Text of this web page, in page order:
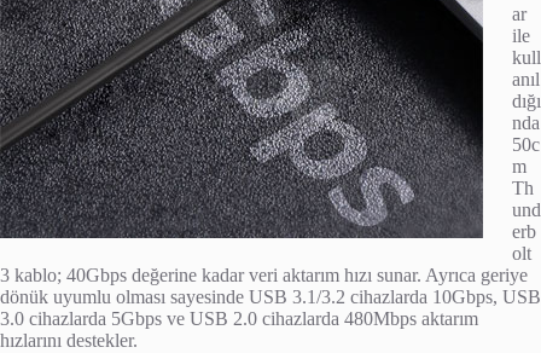
ar
ile
kull
anıl
dığı
nda
50c
m
Th
und
erb
olt
3 kablo; 40Gbps değerine kadar veri aktarım hızı sunar. Ayrıca geriye
dönük uyumlu olması sayesinde USB 3.1/3.2 cihazlarda 10Gbps, USB
3.0 cihazlarda 5Gbps ve USB 2.0 cihazlarda 480Mbps aktarım
hızlarını destekler.